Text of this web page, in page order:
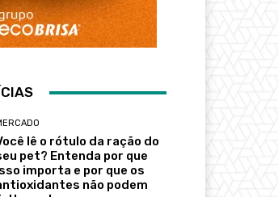
lê o rótulo da ração do
pet? Entenda por que
importa e por que os
não podem